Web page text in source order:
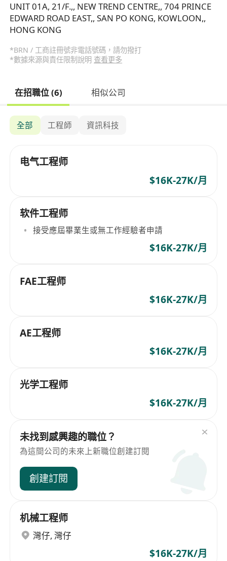
UNIT 01A, 21/F.,, NEW TREND CENTRE,, 704 PRINCE
EDWARD ROAD EAST,, SAN PO KONG, KOWLOON,,
HONG KONG
*BRN / 工商註冊號非電話號碼，請勿撥打
*數據來源與責任限制說明 查看更多
在招職位 (6) 相似公司
全部 工程師 資訊科技
电气工程师
$16K-27K/月
软件工程师
接受應屆畢業生或無工作經驗者申請
$16K-27K/月
FAE工程师
$16K-27K/月
AE工程师
$16K-27K/月
光学工程师
$16K-27K/月
未找到感興趣的職位？
為這間公司的未來上新職位創建訂閱
創建訂閱
机械工程师
灣仔, 灣仔
$16K-27K/月